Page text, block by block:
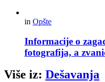
in Opšte
Informacije o
fotografija, a
Više iz: Dešavanja